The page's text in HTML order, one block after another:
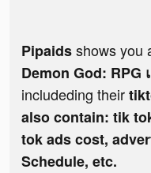
Pipaidsshows you
Demon God:
includeding their
also contain: tik
tok ads cost,
Schedule, etc.